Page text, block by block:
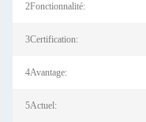
2Fonctionnalité:
3Certification:
4Avantage:
5Actuel: